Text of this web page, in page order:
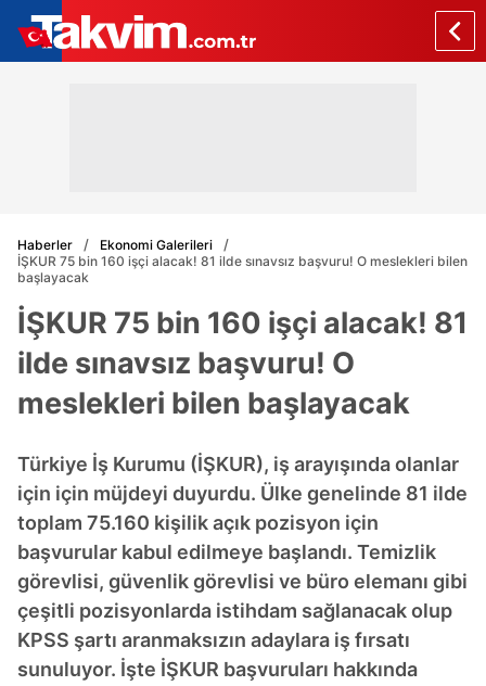
Haberler
Ekonomi Galerileri
İŞKUR 75 bin 160 işçi alacak! 81 ilde sınavsız başvuru! O meslekleri bilen
başlayacak
İŞKUR 75 bin 160 işçi alacak! 81
ilde sınavsız başvuru! O
meslekleri bilen başlayacak
Türkiye İş Kurumu (İŞKUR), iş arayışında olanlar
için için müjdeyi duyurdu. Ülke genelinde 81 ilde
toplam 75.160 kişilik açık pozisyon için
başvurular kabul edilmeye başlandı. Temizlik
görevlisi, güvenlik görevlisi ve büro elemanı gibi
çeşitli pozisyonlarda istihdam sağlanacak olup
KPSS şartı aranmaksızın adaylara iş fırsatı
sunuluyor. İşte İŞKUR başvuruları hakkında